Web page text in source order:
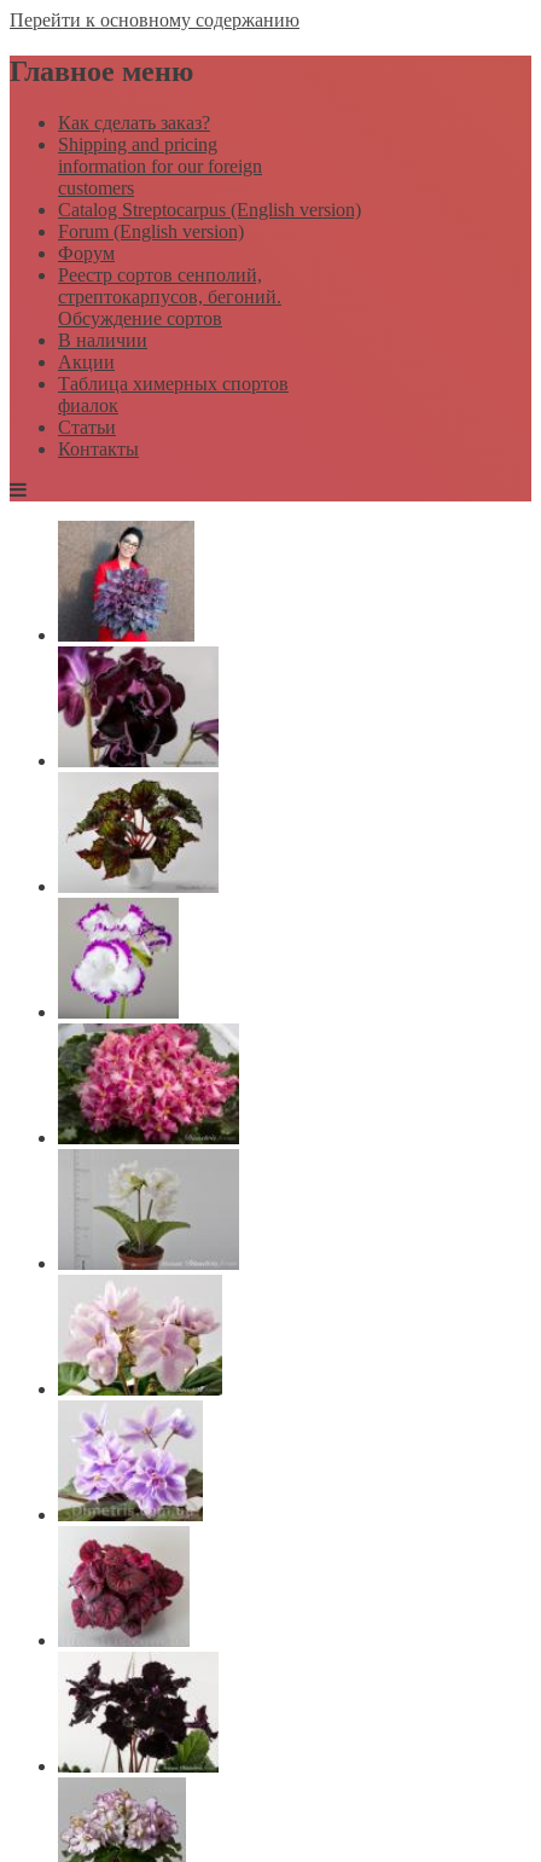
Перейти к основному содержанию
Главное меню
Как сделать заказ?
Shipping and pricing
information for our foreign
customers
Catalog Streptocarpus (English version)
Forum (English version)
Форум
Реестр сортов сенполий,
стрептокарпусов, бегоний.
Обсуждение сортов
В наличии
Акции
Таблица химерных спортов
фиалок
Статьи
Контакты